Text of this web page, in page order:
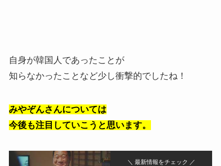
自身が韓国人であったことが
知らなかったことなど少し衝撃的でしたね！
みやぞんさんについては
今後も注目していこうと思います。
＼ 最新情報をチェック ／